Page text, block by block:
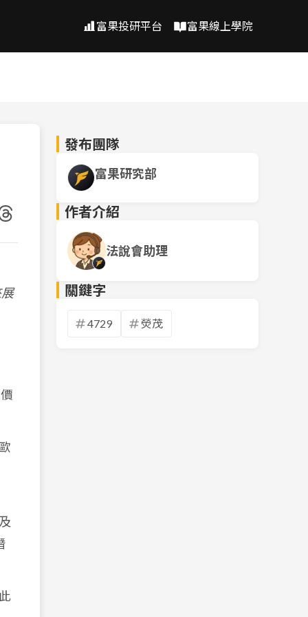
富果投研平台 富果線上學院
發布團隊
富果研究部
作者介紹
法說會助理
關鍵字
4729 熒茂